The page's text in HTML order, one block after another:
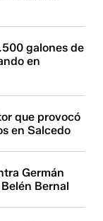
galones de
en
que provocó
en Salcedo
Germán
Bernal